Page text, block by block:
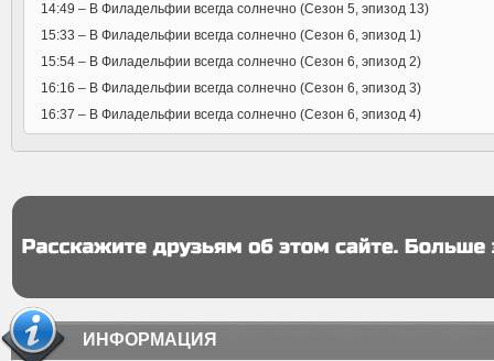
14:49 – В Филадельфии всегда солнечно (Сезон 5, эпизод 13)
15:33 – В Филадельфии всегда солнечно (Сезон 6, эпизод 1)
15:54 – В Филадельфии всегда солнечно (Сезон 6, эпизод 2)
16:16 – В Филадельфии всегда солнечно (Сезон 6, эпизод 3)
16:37 – В Филадельфии всегда солнечно (Сезон 6, эпизод 4)
ИНФОРМАЦИЯ